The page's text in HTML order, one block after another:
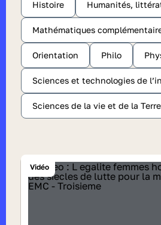
Histoire Humanités,
Mathématiques
Orientation Philo
Sciences et technologies de
Sciences de la vie et de la Terre
Vidéo